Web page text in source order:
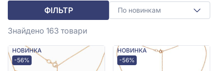
ФІЛЬТР По новинкам
Знайдено 163 товари
НОВИНКА
-56%
НОВИНКА
-56%